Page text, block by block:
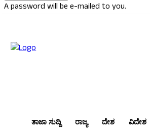
A password will be e-mailed to you.
ತಾಜಾ ಸುದ್ದಿ ರಾಜ್ಯ ದೇಶ ವಿದೇಶ